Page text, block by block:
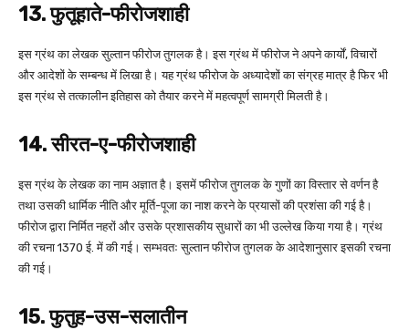
13. फुतूहाते-फीरोजशाही
इस ग्रंथ का लेखक सुल्तान फीरोज तुगलक है। इस ग्रंथ में फीरोज ने अपने कार्यों, विचारों
और आदेशों के सम्बन्ध में लिखा है। यह ग्रंथ फीरोज के अध्यादेशों का संग्रह मात्र है फिर भी
इस ग्रंथ से तत्कालीन इतिहास को तैयार करने में महत्वपूर्ण सामग्री मिलती है।
14.सीरत-ए-फीरोजशाही
इस ग्रंथ के लेखक का नाम अज्ञात है। इसमें फीरोज तुगलक के गुणों का विस्तार से वर्णन है
तथा उसकी धार्मिक नीति और मूर्ति-पूजा का नाश करने के प्रयासों की प्रशंसा की गई है।
फीरोज द्वारा निर्मित नहरों और उसके प्रशासकीय सुधारों का भी उल्लेख किया गया है। ग्रंथ
की रचना 1370 ई. में की गई। सम्भवतः सुल्तान फीरोज तुगलक के आदेशानुसार इसकी रचना
की गई।
15. फुतुह-उस-सलातीन